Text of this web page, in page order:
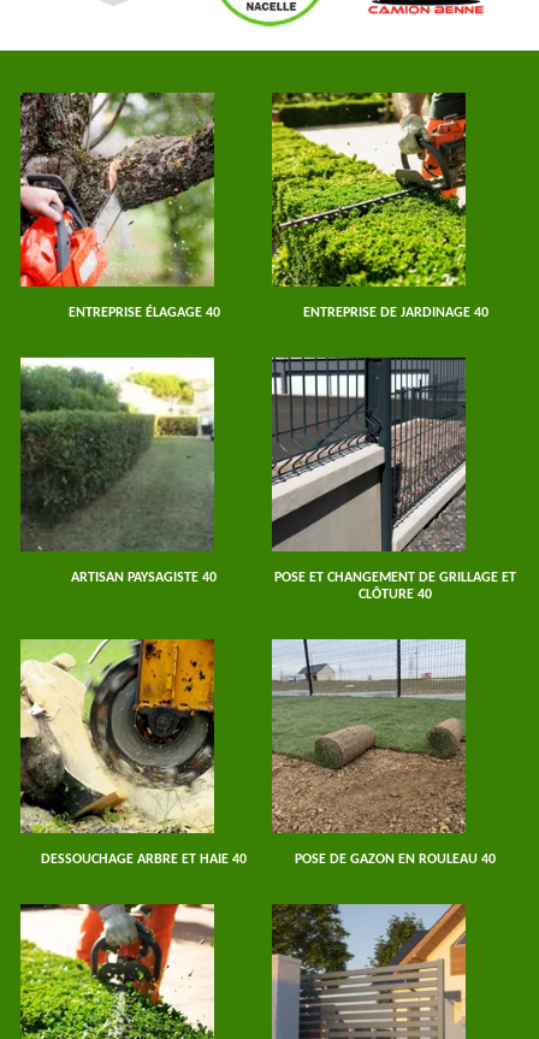
ENTREPRISE ÉLAGAGE 40 ENTREPRISE DE JARDINAGE 40
ARTISAN PAYSAGISTE 40
POSE ET CHANGEMENT DE GRILLAGE ET
CLÔTURE 40
DESSOUCHAGE ARBRE ET HAIE 40 POSE DE GAZON EN ROULEAU 40